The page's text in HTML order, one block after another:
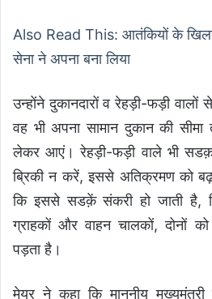
Also Read This: आतंकियों के
सेना ने अपना बना लिया
उन्होंने दुकानदारों व रेहड़ी-फड़ी
वह भी अपना सामान दुकान की
लेकर आएं। रेहड़ी-फड़ी वाले भी
ब्रिकी न करें, इससे अतिक्रमण को
कि इससे सडक़ें संकरी हो जाती है,
ग्राहकों और वाहन चालकों, दोनों
पड़ता है।
मेयर ने कहा कि माननीय